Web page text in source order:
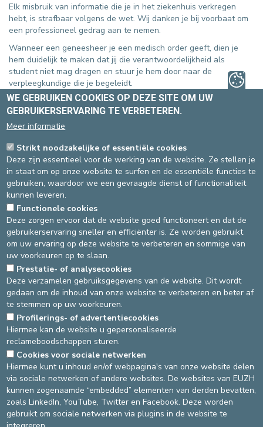
Elk misbruik van informatie die je in het ziekenhuis verkregen
hebt, is strafbaar volgens de wet. Wij danken je bij voorbaat om
een professioneel gedrag aan te nemen.
Wanneer een geneesheer je een medisch order geeft, dien je
hem duidelijk te maken dat jij die verantwoordelijkheid als
student niet mag dragen en stuur je hem door naar de
verpleegkundige die je begeleidt.
13. VERWACHTINGEN
We wensen dat deze stage voor jou een kans is om je
professionele en creatieve werkomgeving. Aarzel niet om vragen
te stellen en gebruik te maken van alle leermogelijkheden. Wij
hopen dat deze stage ten volle zal bijdragen tot uw
professionele ontwikkeling! Nodig onze teams uit om u dagelijks
feedback te geven over uw prestaties.
Als je stage niet verloopt zoals gepland, als je je ongemakkelijk
voelt, wacht dan niet te lang voordat je contact opneemt met de
verantwoordelijke p.duval@euzh.be.
Uw mening helpt ons onze stagebegeleiding te verbeteren. Aan
het einde van de stage vragen wij u om onze online
tevredenheidsenquête in te vullen, in ruil waarvoor u uw
eindevaluatie ontvangt.
23/11/2023
DEVELOP / REDUCE
asbl Cliniques de l’Europe – Europa Ziekenhuizen vzw
N° d’entreprise : 0432011571
WE GEBRUIKEN COOKIES OP DEZE SITE OM UW
GEBRUIKERSERVARING TE VERBETEREN.
Meer informatie
Strikt noodzakelijke of essentiële cookies
Deze zijn essentieel voor de werking van de website. Ze stellen je
in staat om op onze website te surfen en de essentiële functies te
gebruiken, waardoor we een gevraagde dienst of functionaliteit
kunnen leveren.
Functionele cookies
Deze zorgen ervoor dat de website goed functioneert en dat de
gebruikerservaring sneller en efficiënter is. Ze worden gebruikt
om uw ervaring op deze website te verbeteren en sommige van
uw voorkeuren op te slaan.
Prestatie- of analysecookies
Deze verzamelen gebruiksgegevens van de website. Dit wordt
gedaan om de inhoud van onze website te verbeteren en beter af
te stemmen op uw voorkeuren.
Profilerings- of advertentiecookies
Hiermee kan de website u gepersonaliseerde
reclameboodschappen sturen.
Cookies voor sociale netwerken
Hiermee kunt u inhoud en/of webpagina's van onze website delen
via sociale netwerken of andere websites. De websites van EUZH
kunnen zogenaamde “embedded” elementen van derden bevatten,
zoals LinkedIn, YouTube, Twitter en Facebook. Deze worden
gebruikt om sociale netwerken via plugins in de website te